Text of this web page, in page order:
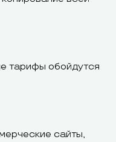
тарифы обойдутся
сайты,